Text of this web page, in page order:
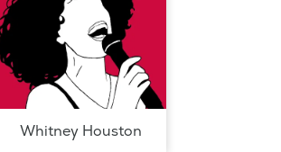
Whitney Houston